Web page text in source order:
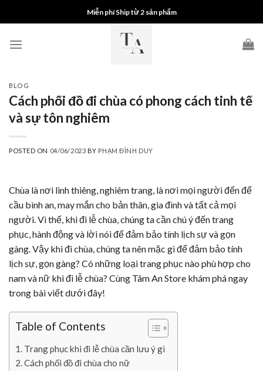
to
Miễn phí Ship từ 2 sản phẩm
BLOG
Cách phối đồ đi chùa có phong cách tinh tế
và sự tôn nghiêm
POSTED ON 04/06/2023 BY PHẠM ĐÌNH DUY
Chùa là nơi linh thiêng, nghiêm trang, là nơi mọi người đến để
cầu bình an, may mắn cho bản thân, gia đình và tất cả mọi
người. Vì thế, khi đi lễ chùa, chúng ta cần chú ý đến trang
phục, hành động và lời nói để đảm bảo tính lịch sự và gọn
gàng. Vậy khi đi chùa, chúng ta nên mặc gì để đảm bảo tính
lịch sự, gọn gàng? Có những loại trang phục nào phù hợp cho
nam và nữ khi đi lễ chùa? Cùng Tâm An Store khám phá ngay
trong bài viết dưới đây!
Table of Contents
Trang phục khi đi lễ chùa cần lưu ý gì
Cách phối đồ đi chùa cho nữ